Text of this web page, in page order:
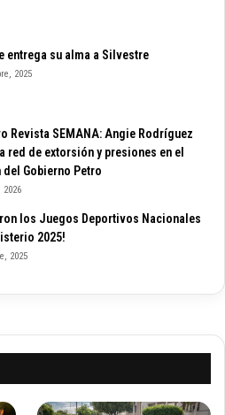
entrega su alma a Silvestre
2025
Revista SEMANA: Angie Rodríguez
red de extorsión y presiones en el
del Gobierno Petro
2026
los Juegos Deportivos Nacionales
2025!
2025